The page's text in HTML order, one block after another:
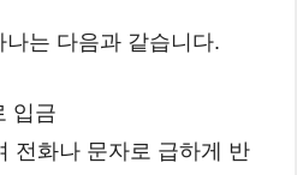
는 다음과 같습니다.
입금
전화나 문자로 급하게 반